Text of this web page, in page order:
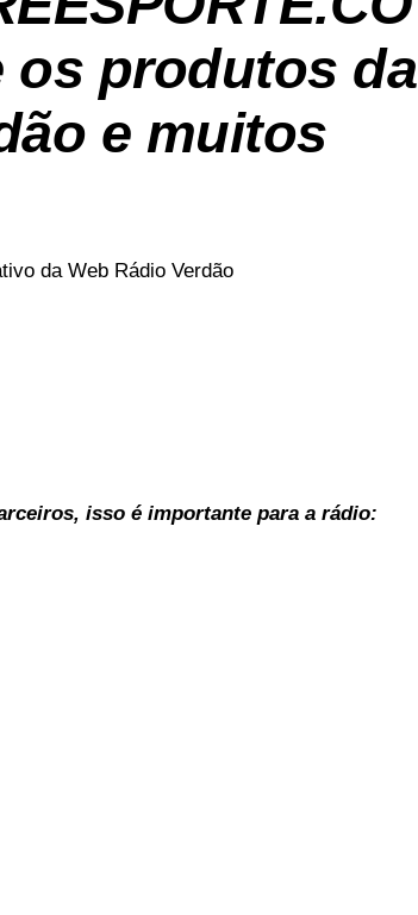
produtos da
e muitos
da Web Rádio Verdão
isso é importante para a rádio: